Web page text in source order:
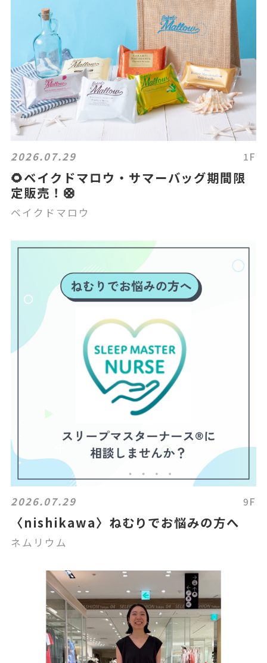
2026.07.29 1F
🌻ベイクドマロウ・サマーバッグ期間限
定販売！🛟
ベイクドマロウ
2026.07.29 9F
〈nishikawa〉ねむりでお悩みの方へ
ネムリウム